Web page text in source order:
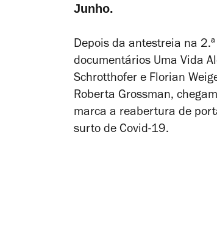
Junho.
Depois da antestreia na
documentários Uma Vida
Schrotthofer e Florian
Roberta Grossman,
marca a reabertura de
surto de Covid-19.